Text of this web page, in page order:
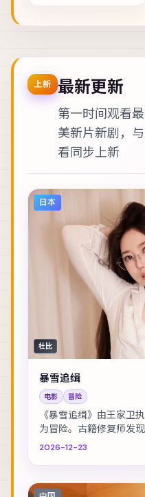
上新 最新更新
第一时间观看
美新片新剧，与
看同步上新
日本
杜比
暴雪追缉
电影 冒险
《暴雪追缉》由王家卫
为冒险。古籍修复师发
的家族史。主演包括段
2026-12-23